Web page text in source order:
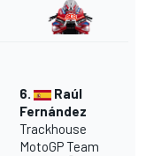
6.
Raúl
Fernández
Trackhouse
MotoGP Team